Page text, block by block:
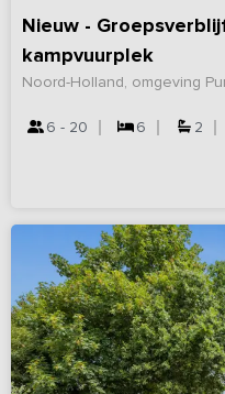
Nieuw -
kampvuurplek
Noord-Holland, omgeving
6 - 20 6 2